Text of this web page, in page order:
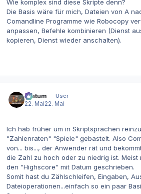
Wie komplex sind diese Skripte denn?
Die Basis wäre für mich, Dateien von A
Comandline Programme wie Robocopy
anpassen, Befehle kombinieren (Dienst
kopieren, Dienst wieder anschalten).
Eratum
User
22. Mai22. Mai
Ich hab früher um in Skriptsprachen
"Zahlenraten" "Spiele" gebastelt. Also
von... bis..., der Anwender rät und
die Zahl zu hoch oder zu niedrig ist. Meist
den "Highscore" mit Datum geschrieben.
Somit hast du Zählschleifen, Eingaben,
Dateioperationen...einfach so ein paar